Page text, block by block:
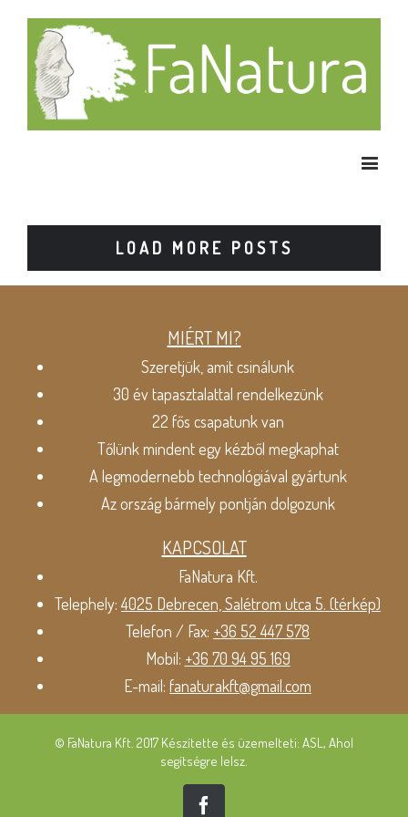
LOAD MORE POSTS
MIÉRT MI?
Szeretjük, amit csinálunk
30 év tapasztalattal rendelkezünk
22 fős csapatunk van
Tőlünk mindent egy kézből megkaphat
A legmodernebb technológiával gyártunk
Az ország bármely pontján dolgozunk
KAPCSOLAT
FaNatura Kft.
Telephely:4025 Debrecen, Salétrom utca 5. (térkép)
Telefon / Fax: +36 52 447 578
Mobil: +36 70 94 95 169
E-mail: fanaturakft@gmail.com
© FaNatura Kft. 2017 Készítette és üzemelteti: ASL, Ahol
segítségre lelsz.